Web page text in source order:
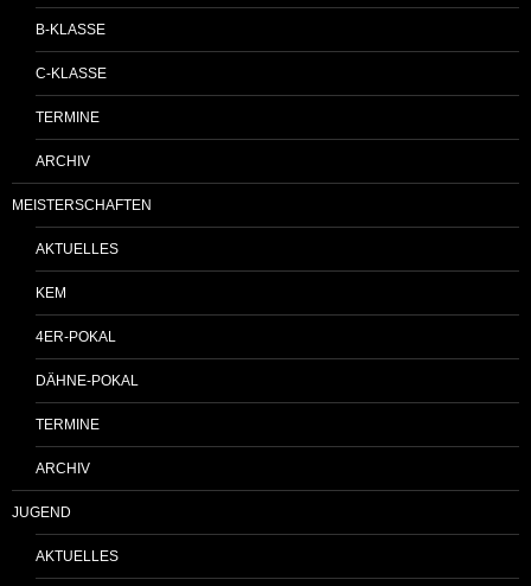
B-KLASSE
C-KLASSE
TERMINE
ARCHIV
MEISTERSCHAFTEN
AKTUELLES
KEM
4ER-POKAL
DÄHNE-POKAL
TERMINE
ARCHIV
JUGEND
AKTUELLES